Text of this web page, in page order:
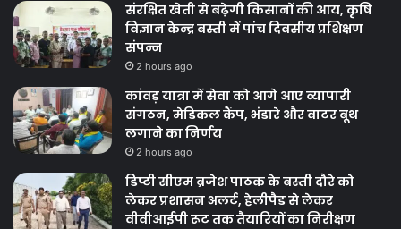
संरक्षित खेती से बढ़ेगी किसानों की आय, कृषि
विज्ञान केन्द्र बस्ती में पांच दिवसीय प्रशिक्षण
संपन्न
2 hours ago
कांवड़ यात्रा में सेवा को आगे आए व्यापारी
संगठन, मेडिकल कैंप, भंडारे और वाटर बूथ
लगाने का निर्णय
2 hours ago
डिप्टी सीएम ब्रजेश पाठक के बस्ती दौरे को
लेकर प्रशासन अलर्ट, हेलीपैड से लेकर
वीवीआईपी रूट तक तैयारियों का निरीक्षण